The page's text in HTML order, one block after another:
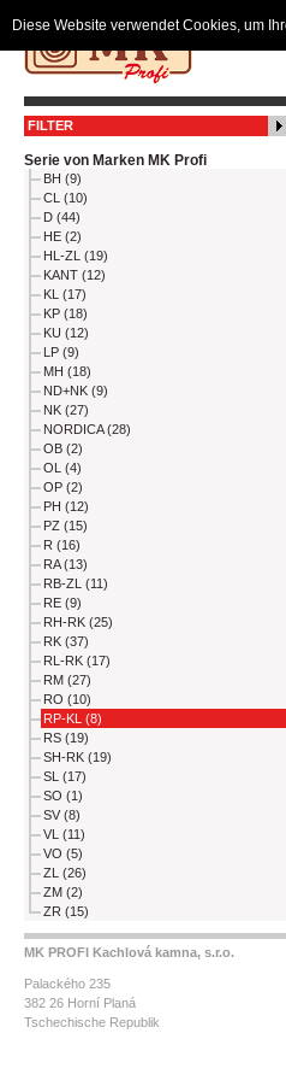
FILTER
Serie von Marken MK Profi
BH (9)
CL (10)
D (44)
HE (2)
HL-ZL (19)
KANT (12)
KL (17)
KP (18)
KU (12)
LP (9)
MH (18)
ND+NK (9)
NK (27)
NORDICA (28)
OB (2)
OL (4)
OP (2)
PH (12)
PZ (15)
R (16)
RA (13)
RB-ZL (11)
RE (9)
RH-RK (25)
RK (37)
RL-RK (17)
RM (27)
RO (10)
RP-KL (8)
RS (19)
SH-RK (19)
SL (17)
SO (1)
SV (8)
VL (11)
VO (5)
ZL (26)
ZM (2)
ZR (15)
MK PROFI Kachlová kamna, s.r.o.
Palackého 235
382 26 Horní Planá
Tschechische Republik
Diese Website verwendet Cookies, um